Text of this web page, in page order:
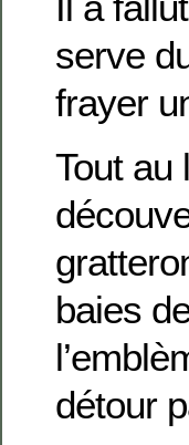
serve
frayer
Tout au
baies
détour